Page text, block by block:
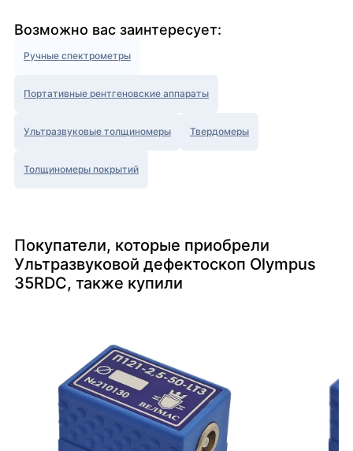
Возможно вас заинтересует:
Ручные спектрометры
Портативные рентгеновские аппараты
Ультразвуковые толщиномеры Твердомеры
Толщиномеры покрытий
Покупатели, которые приобрели
Ультразвуковой дефектоскоп Olympus
35RDC, также купили